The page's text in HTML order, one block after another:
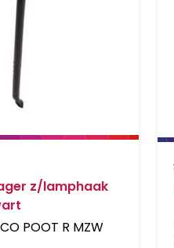
z/lamphaak
POOT R MZW